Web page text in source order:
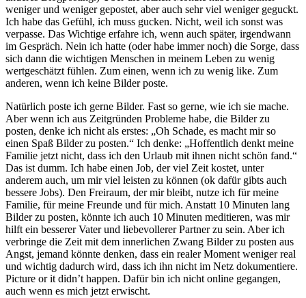
weniger und weniger gepostet, aber auch sehr viel weniger geguckt.
Ich habe das Gefühl, ich muss gucken. Nicht, weil ich sonst was
verpasse. Das Wichtige erfahre ich, wenn auch später, irgendwann
im Gespräch. Nein ich hatte (oder habe immer noch) die Sorge, dass
sich dann die wichtigen Menschen in meinem Leben zu wenig
wertgeschätzt fühlen. Zum einen, wenn ich zu wenig like. Zum
anderen, wenn ich keine Bilder poste.
Natürlich poste ich gerne Bilder. Fast so gerne, wie ich sie mache.
Aber wenn ich aus Zeitgründen Probleme habe, die Bilder zu
posten, denke ich nicht als erstes: „Oh Schade, es macht mir so
einen Spaß Bilder zu posten.“ Ich denke: „Hoffentlich denkt meine
Familie jetzt nicht, dass ich den Urlaub mit ihnen nicht schön fand.“
Das ist dumm. Ich habe einen Job, der viel Zeit kostet, unter
anderem auch, um mir viel leisten zu können (ok dafür gibts auch
bessere Jobs). Den Freiraum, der mir bleibt, nutze ich für meine
Familie, für meine Freunde und für mich. Anstatt 10 Minuten lang
Bilder zu posten, könnte ich auch 10 Minuten meditieren, was mir
hilft ein besserer Vater und liebevollerer Partner zu sein. Aber ich
verbringe die Zeit mit dem innerlichen Zwang Bilder zu posten aus
Angst, jemand könnte denken, dass ein realer Moment weniger real
und wichtig dadurch wird, dass ich ihn nicht im Netz dokumentiere.
Picture or it didn’t happen. Dafür bin ich nicht online gegangen,
auch wenn es mich jetzt erwischt.